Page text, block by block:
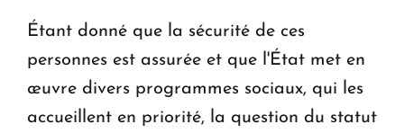
Étant donné que la sécurité de ces
personnes est assurée et que l'État met en
œuvre divers programmes sociaux, qui les
accueillent en priorité, la question du statut